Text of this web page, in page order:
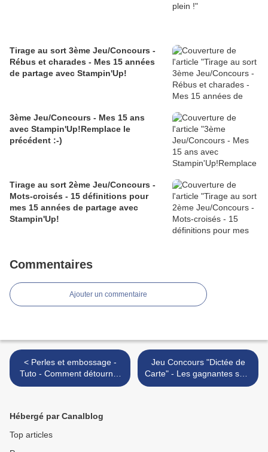
Tirage au sort 3ème Jeu/Concours -
Rébus et charades - Mes 15 années
de partage avec Stampin'Up!
3ème Jeu/Concours - Mes 15 ans
avec Stampin'Up!Remplace le
précédent :-)
Tirage au sort 2ème Jeu/Concours -
Mots-croisés - 15 définitions pour
mes 15 années de partage avec
Stampin'Up!
Commentaires
Ajouter un commentaire
< Perles et embossage -
Tuto - Comment détourner
l'utilisation de la poudre à
Jeu Concours "Dictée de
Carte" - Les gagnantes sont
... >
Hébergé par Canalblog
Top articles